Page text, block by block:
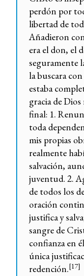
perdón por
libertad de
Añadieron
era el don, el
seguramente
la buscara
estaba
gracia de
final: 1.
toda
mis propias
realmente
salvación,
juventud. 2.
de todos los
oración
justifica y
sangre de
confianza en
única
redención.[17]